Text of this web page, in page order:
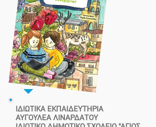
ΙΔΙΩΤΙΚΑ ΕΚΠΑΙΔΕΥΤΗΡΙΑ
ΑΥΓΟΥΛΕΑ ΛΙΝΑΡΔΑΤΟΥ